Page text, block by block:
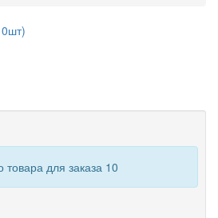
для заказа 10